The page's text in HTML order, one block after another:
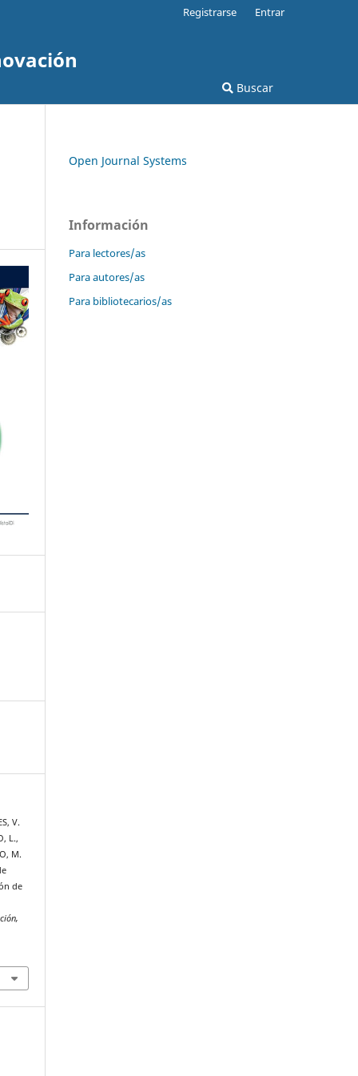
Buscar
Registrarse Entrar
V.
L.,
M.
de
Open Journal Systems
Información
Para lectores/as
Para autores/as
Para bibliotecarios/as